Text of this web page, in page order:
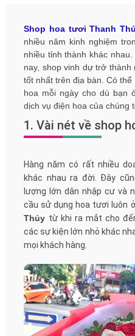
Shop hoa tươi Thanh
nhiều năm kinh nghiệm
nhiều tỉnh thành khác
nay, shop vinh dự trở
tốt nhất trên địa bàn. Có
hoa mỗi ngày cho dù bạn
dịch vụ điện hoa của chúng
1. Vài nét về shop
Hàng năm có rất nhiều
khác nhau ra đời. Đây
lượng lớn dân nhập cư và
cầu sử dụng hoa tươi luôn
Thủy từ khi ra mắt cho
các sự kiện lớn nhỏ khác
mọi khách hàng.